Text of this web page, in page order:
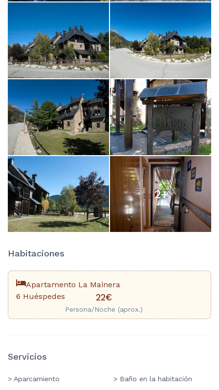
2+
Habitaciones
Apartamento La Mainera
6 Huéspedes
22€
Persona/Noche (aprox.)
Servicios
> Aparcamiento > Baño en la habitación